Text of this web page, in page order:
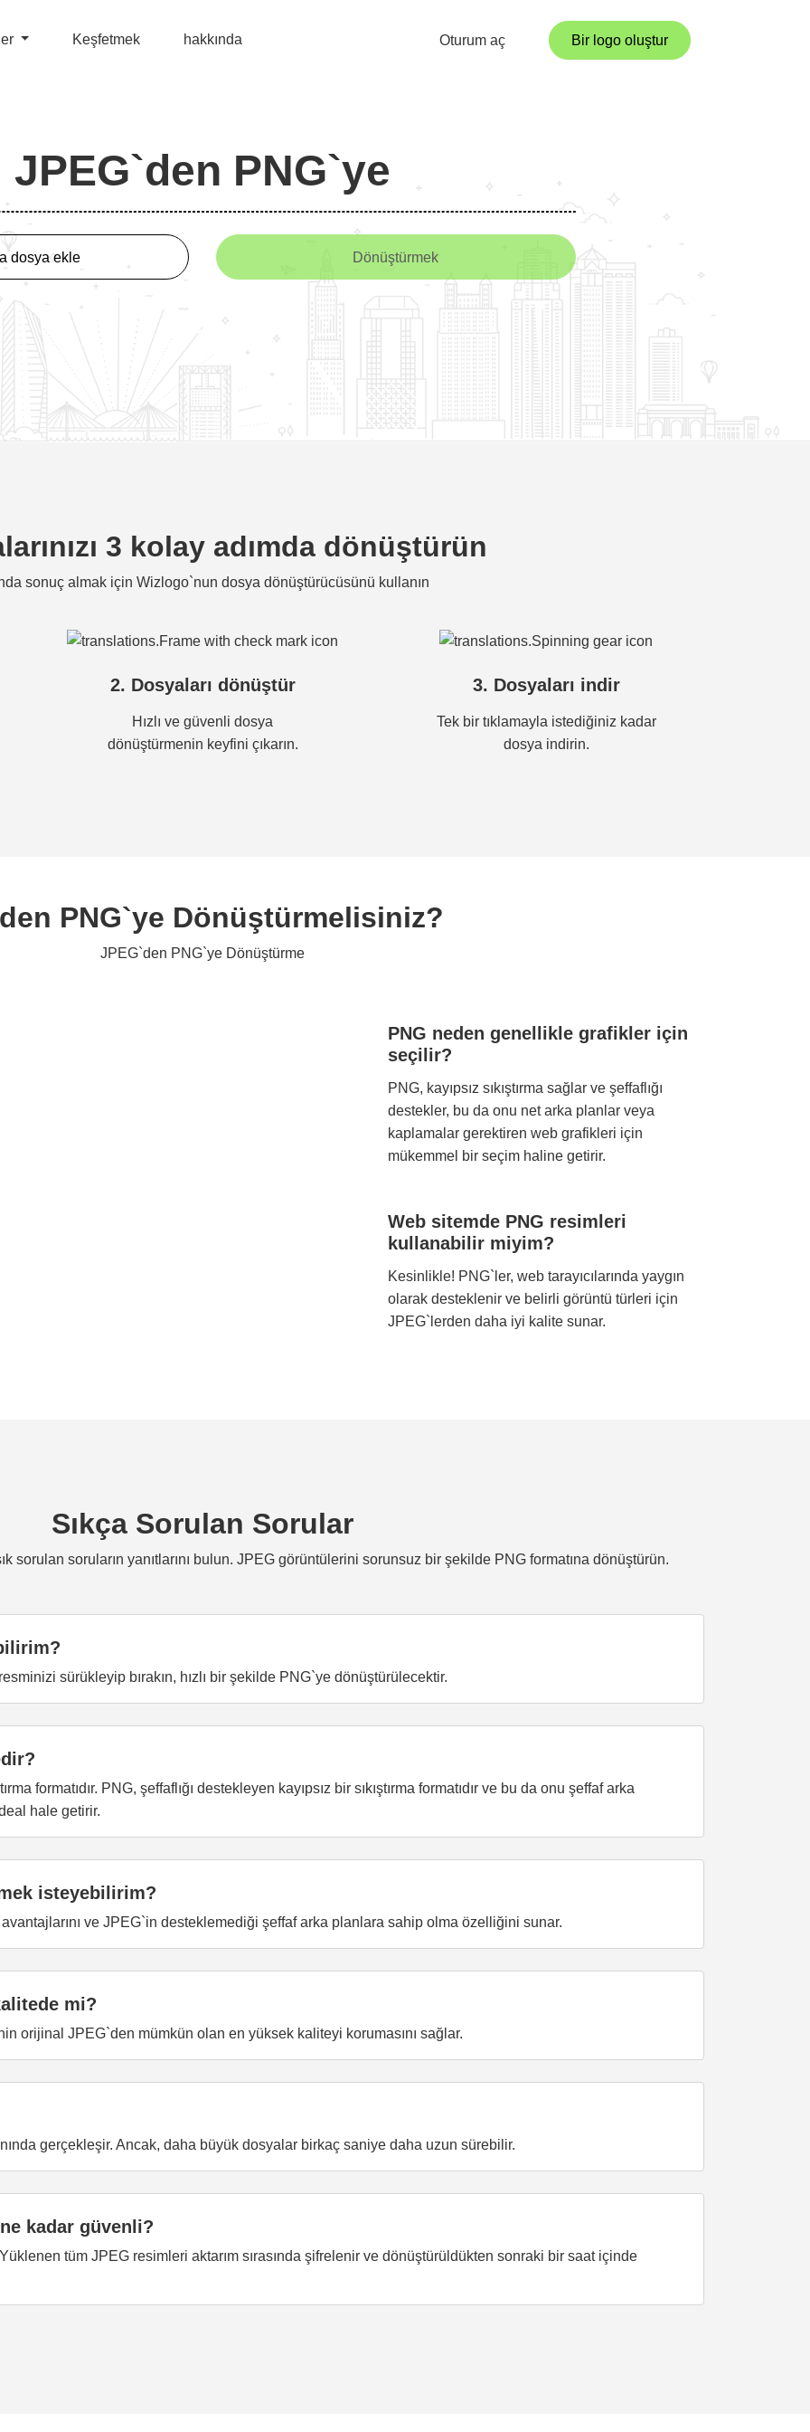
Keşfetmek hakkında Oturum aç Bir logo oluştur
JPEG`den PNG`ye
dosya ekle Dönüştürmek
3 kolay adımda dönüştürün
sonuç almak için Wizlogo`nun dosya dönüştürücüsünü kullanın
2. Dosyaları dönüştür
Hızlı ve güvenli dosya
dönüştürmenin keyfini çıkarın.
3. Dosyaları indir
Tek bir tıklamayla istediğiniz kadar
dosya indirin.
PNG`ye Dönüştürmelisiniz?
JPEG`den PNG`ye Dönüştürme
PNG neden genellikle grafikler için
seçilir?
PNG, kayıpsız sıkıştırma sağlar ve şeffaflığı
destekler, bu da onu net arka planlar veya
kaplamalar gerektiren web grafikleri için
mükemmel bir seçim haline getirir.
Web sitemde PNG resimleri
kullanabilir miyim?
Kesinlikle! PNG`ler, web tarayıcılarında yaygın
olarak desteklenir ve belirli görüntü türleri için
JPEG`lerden daha iyi kalite sunar.
Sıkça Sorulan Sorular
sorulan soruların yanıtlarını bulun. JPEG görüntülerini sorunsuz bir şekilde PNG formatına dönüştürün.
sürükleyip bırakın, hızlı bir şekilde PNG`ye dönüştürülecektir.
formatıdır. PNG, şeffaflığı destekleyen kayıpsız bir sıkıştırma formatıdır ve bu da onu şeffaf arka
hale getirir.
isteyebilirim?
avantajlarını ve JPEG`in desteklemediği şeffaf arka planlara sahip olma özelliğini sunar.
mi?
orijinal JPEG`den mümkün olan en yüksek kaliteyi korumasını sağlar.
gerçekleşir. Ancak, daha büyük dosyalar birkaç saniye daha uzun sürebilir.
kadar güvenli?
tüm JPEG resimleri aktarım sırasında şifrelenir ve dönüştürüldükten sonraki bir saat içinde